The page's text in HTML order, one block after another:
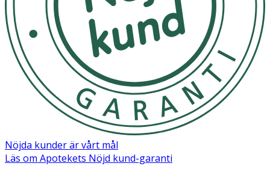
Nöjda kunder är vårt mål
Läs om Apotekets Nöjd kund-garanti